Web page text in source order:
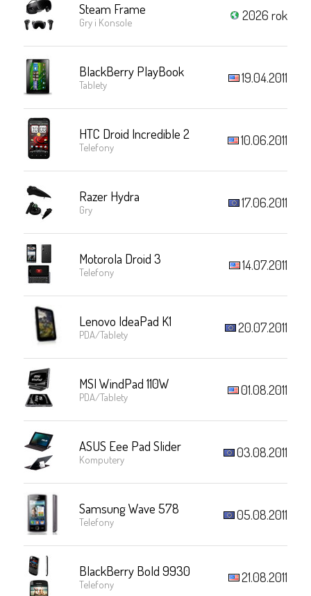
Steam Frame
Gry i Konsole 2026 rok
BlackBerry PlayBook
Tablety 19.04.2011
HTC Droid Incredible 2
Telefony 10.06.2011
Razer Hydra
Gry 17.06.2011
Motorola Droid 3
Telefony 14.07.2011
Lenovo IdeaPad K1
PDA/Tablety 20.07.2011
MSI WindPad 110W
PDA/Tablety 01.08.2011
ASUS Eee Pad Slider
Komputery 03.08.2011
Samsung Wave 578
Telefony 05.08.2011
BlackBerry Bold 9930
Telefony 21.08.2011